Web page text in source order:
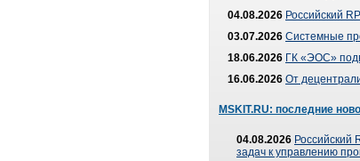
04.08.2026 Российский
03.07.2026 Системные
18.06.2026 ГК «ЭОС»
16.06.2026 От
MSKIT.RU: последние
04.08.2026 Российский
задач к управлению